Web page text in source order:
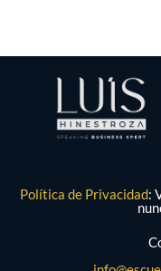
Política de Privacidad: